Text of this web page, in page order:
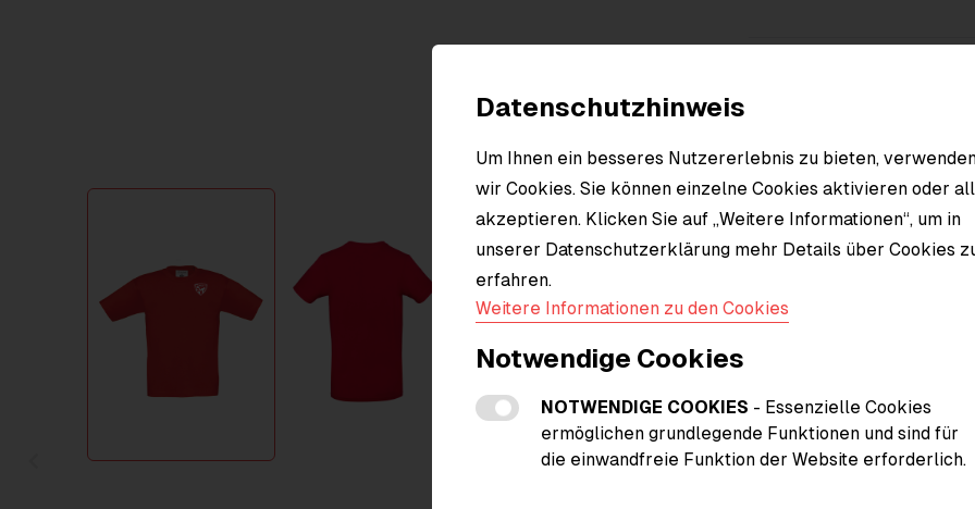
Datenschutzhinweis
Um Ihnen ein besseres Nutzererlebnis zu bieten,
wir Cookies. Sie können einzelne Cookies aktivieren oder
akzeptieren. Klicken Sie auf „Weitere Informationen“, um in
unserer Datenschutzerklärung mehr Details über Cookies
erfahren.
Weitere Informationen zu den Cookies
Notwendige Cookies
NOTWENDIGE COOKIES - Essenzielle Cookies
ermöglichen grundlegende Funktionen und sind für
die einwandfreie Funktion der Website erforderlich.